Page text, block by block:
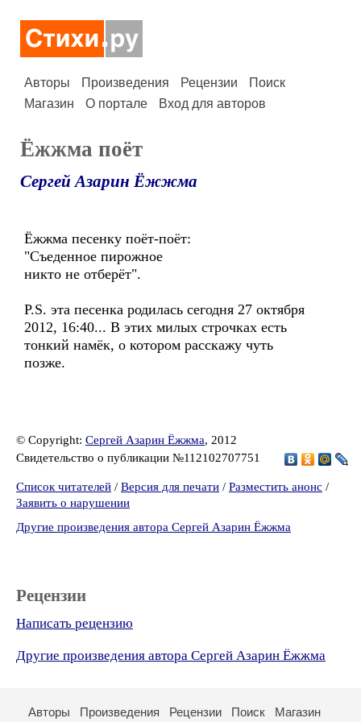
Авторы Произведения Рецензии
Поиск
Магазин
О портале Вход для авторов
Ёжжма поёт
Сергей Азарин Ёжжма
Ёжжма песенку поёт-поёт:
"Съеденное пирожное
никто не отберёт".
P.S. эта песенка родилась сегодня 27 октября
2012, 16:40... В этих милых строчках есть
тонкий намёк, о котором расскажу чуть
позже.
© Copyright: Сергей Азарин Ёжжма, 2012
Свидетельство о публикации №112102707751
Список читателей / Версия для печати / Разместить анонс /
Заявить о нарушении
Другие произведения автора Сергей Азарин Ёжжма
Рецензии
Написать рецензию
Другие произведения автора Сергей Азарин Ёжжма
Авторы Произведения Рецензии Поиск
Магазин